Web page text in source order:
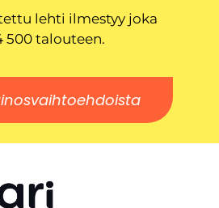
lehti ilmestyy joka
500 talouteen.